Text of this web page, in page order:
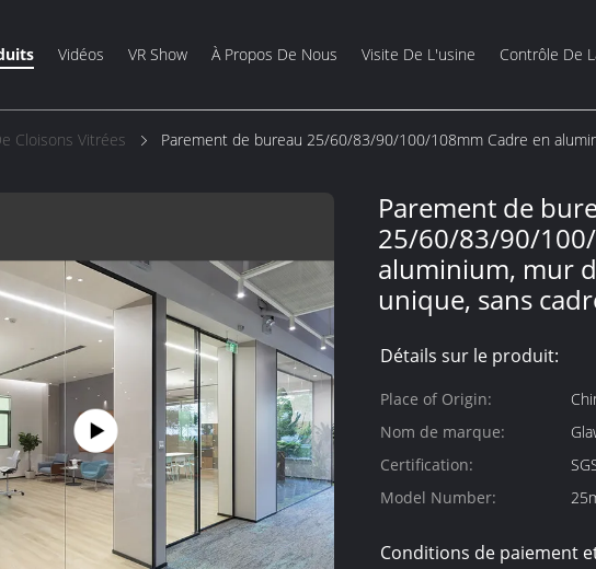
Vidéos VR Show À Propos De Nous Visite De L'usine Contrôle De
Cloisons Vitrées Parement de bureau 25/60/83/90/100/108mm Cadre en
Parement de
25/60/83/90/
aluminium, mur
unique, sans
Détails sur le produit:
Place of Origin:
Nom de marque:
Certification:
Model Number:
Conditions de paiement